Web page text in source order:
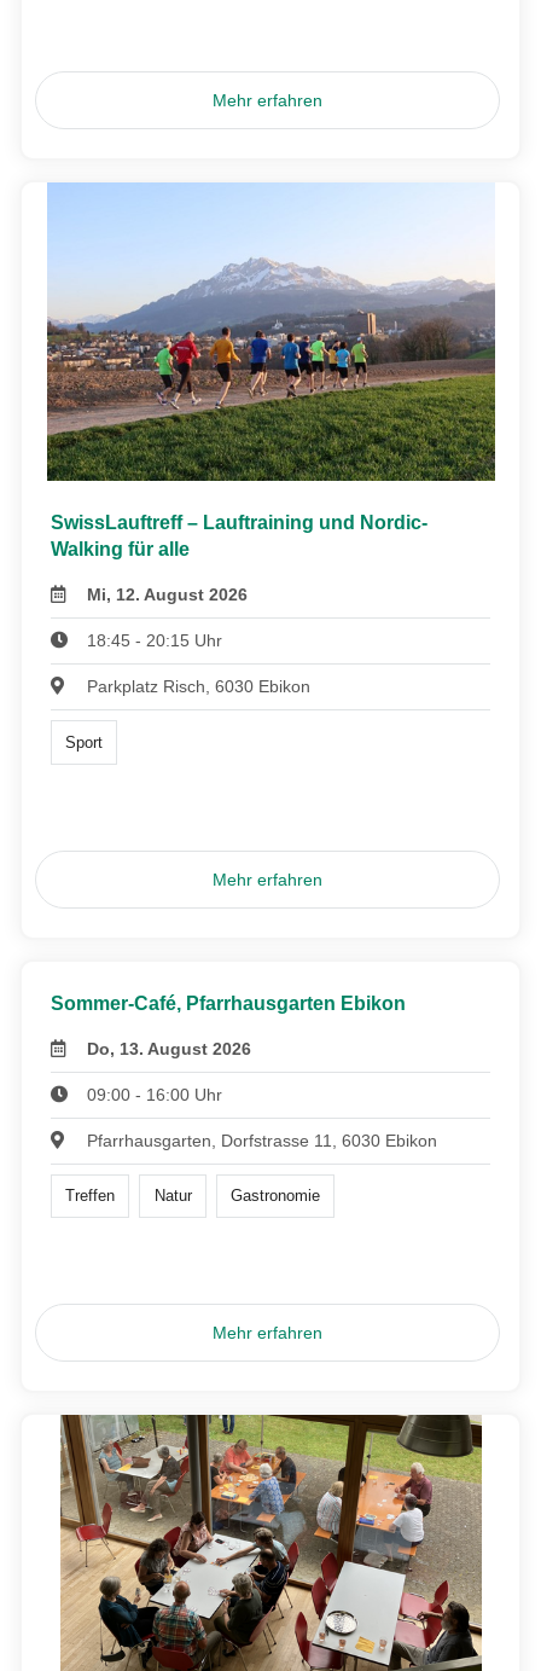
Mehr erfahren
SwissLauftreff – Lauftraining und Nordic-
Walking für alle
Mi, 12. August 2026
18:45 - 20:15 Uhr
Parkplatz Risch, 6030 Ebikon
Sport
Mehr erfahren
Sommer-Café, Pfarrhausgarten Ebikon
Do, 13. August 2026
09:00 - 16:00 Uhr
Pfarrhausgarten, Dorfstrasse 11, 6030 Ebikon
Treffen Natur Gastronomie
Mehr erfahren